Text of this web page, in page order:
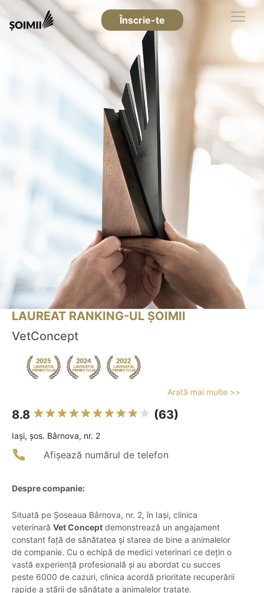
Înscrie-te
LAUREAT RANKING-UL ȘOIMII
VetConcept
Arată mai multe >>
8.8 (63)
Iaşi, șos. Bârnova, nr. 2
Afișează numărul de telefon
Despre companie:
Situată pe Șoseaua Bârnova, nr. 2, în Iași, clinica
veterinară Vet Concept demonstrează un angajament
constant față de sănătatea și starea de bine a animalelor
de companie. Cu o echipă de medici veterinari ce dețin o
vastă experiență profesională și au abordat cu succes
peste 6000 de cazuri, clinica acordă prioritate recuperării
rapide a stării de sănătate a animalelor tratate.